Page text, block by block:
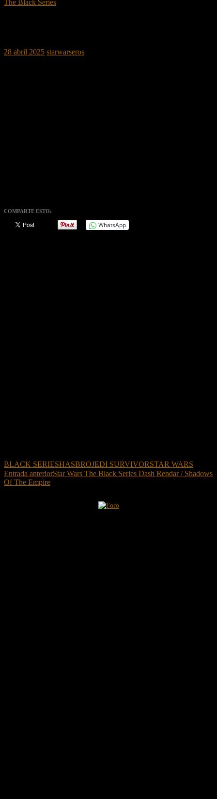
The Black Series
28 abril 2025 starwarseros
COMPARTE ESTO:
WhatsApp
BLACK SERIESHASBROJEDI SURVIVORSTAR WARS
Navegación
de
Entrada anteriorStar Wars The Black Series Dash Rendar / Shadows
Of The Empire